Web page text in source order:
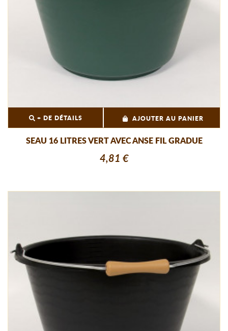
+ DE DÉTAILS AJOUTER AU PANIER
SEAU 16 LITRES VERT AVEC ANSE FIL GRADUE
4,81 €